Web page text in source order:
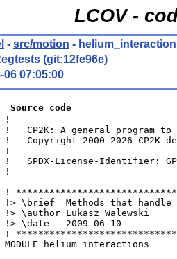
LCOV -
- src/motion -
(git:12fe96e)
06 07:05:00
Source code
!   CP2K: A general program
!   Copyright 2000-2026 CP2K
!
!   SPDX-License-Identifier:
!
!> \brief  Methods that
!> \author Lukasz Walewski
!> \date   2009-06-10
!
MODULE helium_interactions